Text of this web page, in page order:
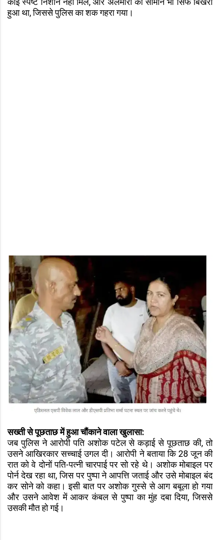
हुआ था, जिससे पुलिस का शक गहरा गया।
सख्ती से पूछताछ में हुआ चौंकाने वाला खुलासा:
जब पुलिस ने आरोपी पति अशोक पटेल से कड़ाई से पूछताछ की, तो
उसने आखिरकार सच्चाई उगल दी। आरोपी ने बताया कि 28 जून की
रात को वे दोनों पति-पत्नी चारपाई पर सो रहे थे। अशोक मोबाइल पर
पोर्न देख रहा था, जिस पर पुष्पा ने आपत्ति जताई और उसे मोबाइल बंद
कर सोने को कहा। इसी बात पर अशोक गुस्से से आग बबूला हो गया
और उसने आवेश में आकर कंबल से पुष्पा का मुंह दबा दिया, जिससे
उसकी मौत हो गई।